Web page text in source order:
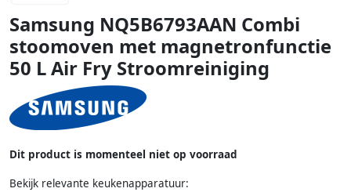
Samsung NQ5B6793AAN Combi
stoomoven met magnetronfunctie
50 L Air Fry Stroomreiniging
Dit product is momenteel niet op voorraad
Bekijk relevante keukenapparatuur: